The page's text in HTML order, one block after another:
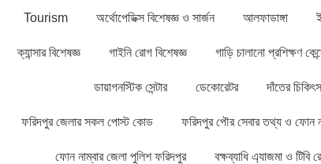
Tourism অর্থোপেডিক্স বিশেষজ্ঞ ও সার্জন আলফাডাঙ্গা
ক্যান্সার বিশেষজ্ঞ গাইনি রোগ বিশেষজ্ঞ গাড়ি চালানো প্রশিক্ষণ
ডায়াগনস্টিক সেন্টার ডেকোরেটর দাঁতের
ফরিদপুর জেলার সকল পোস্ট কোড ফরিদপুর পৌর সেবার তথ্য ও ফোন
ফোন নাম্বার জেলা পুলিশ ফরিদপুর বক্ষব্যাধি এ্যাজমা ও টিবি